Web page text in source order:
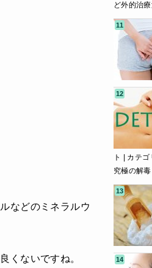
などのミネラルウ
くないですね。
ど外的治
ト
| カテゴ
究極の解